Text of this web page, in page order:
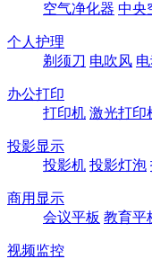
空气净化器 中央
个人护理
剃须刀 电吹风
办公打印
打印机 激光打印
投影显示
投影机 投影灯泡
商用显示
会议平板 教育平
视频监控